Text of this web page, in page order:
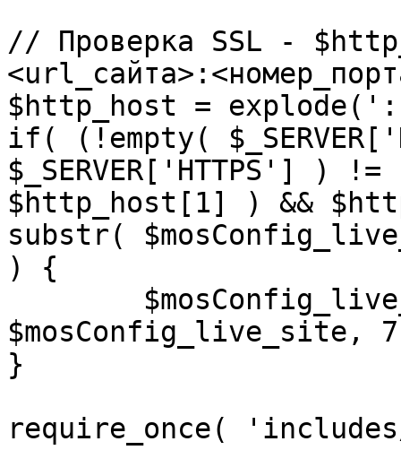
// Проверка SSL -
$http_host = explode(':',
if( (!empty(
$_SERVER['HTTPS']
$http_host[1] ) &&
substr(
) {
$mosConfig_live_site,
}
require_once(